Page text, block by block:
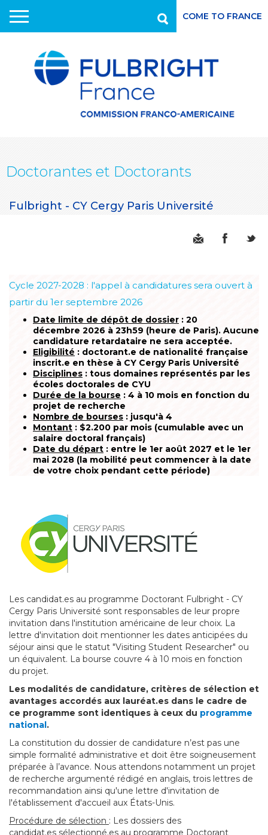
contenu
Recherche
COME TO FRANCE
Doctorantes et Doctorants
Fulbright - CY Cergy Paris Université
Cycle 2027-2028 : l'appel à candidatures sera ouvert à
partir du 1er septembre 2026
Date limite de dépôt de dossier : 20
décembre 2026 à 23h59 (heure de Paris). Aucune
candidature retardataire ne sera acceptée.
Eligibilité : doctorant.e de nationalité française
inscrit.e en thèse à CY Cergy Paris Université
Disciplines : tous domaines représentés par les
écoles doctorales de CYU
Durée de la bourse : 4 à 10 mois en fonction du
projet de recherche
Nombre de bourses : jusqu'à 4
Montant : $2.200 par mois (cumulable avec un
salaire doctoral français)
Date du départ : entre le 1er août 2027 et le 1er
mai 2028 (la mobilité peut commencer à la date
de votre choix pendant cette période)
Les candidat.es au programme Doctorant Fulbright - CY
Cergy Paris Université sont responsables de leur propre
invitation dans l'institution américaine de leur choix. La
lettre d'invitation doit mentionner les dates anticipées du
séjour ainsi que le statut "Visiting Student Researcher" ou
un équivalent. La bourse couvre 4 à 10 mois en fonction
du projet.
Les modalités de candidature, critères de sélection et
avantages accordés aux lauréat.es dans le cadre de
ce programme sont identiques à ceux du programme
national.
La constitution du dossier de candidature n’est pas une
simple formalité administrative et doit être soigneusement
préparée à l’avance. Nous attendons notamment un projet
de recherche argumenté rédigé en anglais, trois lettres de
recommandation ainsi qu'une lettre d'invitation de
l'établissement d'accueil aux États-Unis.
Procédure de sélection : Les dossiers des
candidat.es sélectionné.es au programme Doctorant